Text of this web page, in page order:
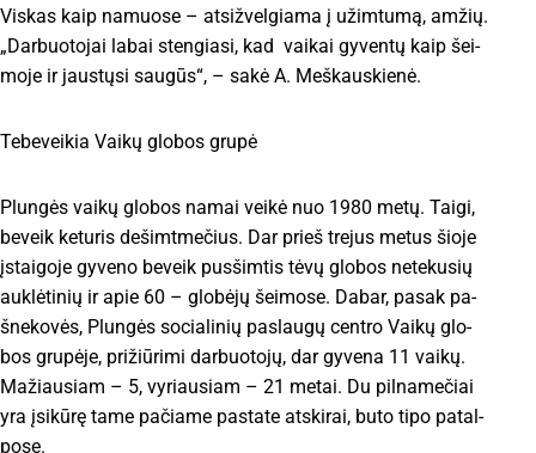
Vis­kas kaip na­muo­se – at­si­žvel­gia­ma į už­im­tu­mą, am­žių.
„Dar­buo­to­jai la­bai sten­gia­si, kad vai­kai gy­ven­tų kaip šei­
mo­je ir jaus­tų­si sau­gūs“, – sa­kė A. Meš­kaus­kie­nė.
Te­be­vei­kia Vai­kų glo­bos gru­pė
Plun­gės vai­kų glo­bos na­mai vei­kė nuo 1980 me­tų. Tai­gi,
be­veik ke­tu­ris de­šimt­me­čius. Dar prieš tre­jus me­tus šio­je
įstai­go­je gy­ve­no be­veik pus­šim­tis tė­vų glo­bos ne­te­ku­sių
auk­lė­ti­nių ir apie 60 – glo­bė­jų šei­mo­se. Da­bar, pa­sak pa­
šne­ko­vės, Plun­gės so­cia­li­nių pa­slau­gų cen­tro Vai­kų glo­
bos gru­pė­je, pri­žiū­ri­mi dar­buo­to­jų, dar gy­ve­na 11 vai­kų.
Ma­žiau­siam – 5, vy­riau­siam – 21 me­tai. Du pil­na­me­čiai
yra įsi­kū­rę ta­me pa­čia­me pa­sta­te at­ski­rai, bu­to ti­po pa­tal­
po­se.